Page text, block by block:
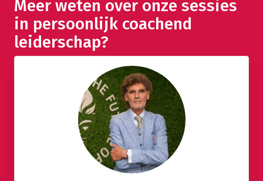
Meer weten over onze sessies
in persoonlijk coachend
leiderschap?